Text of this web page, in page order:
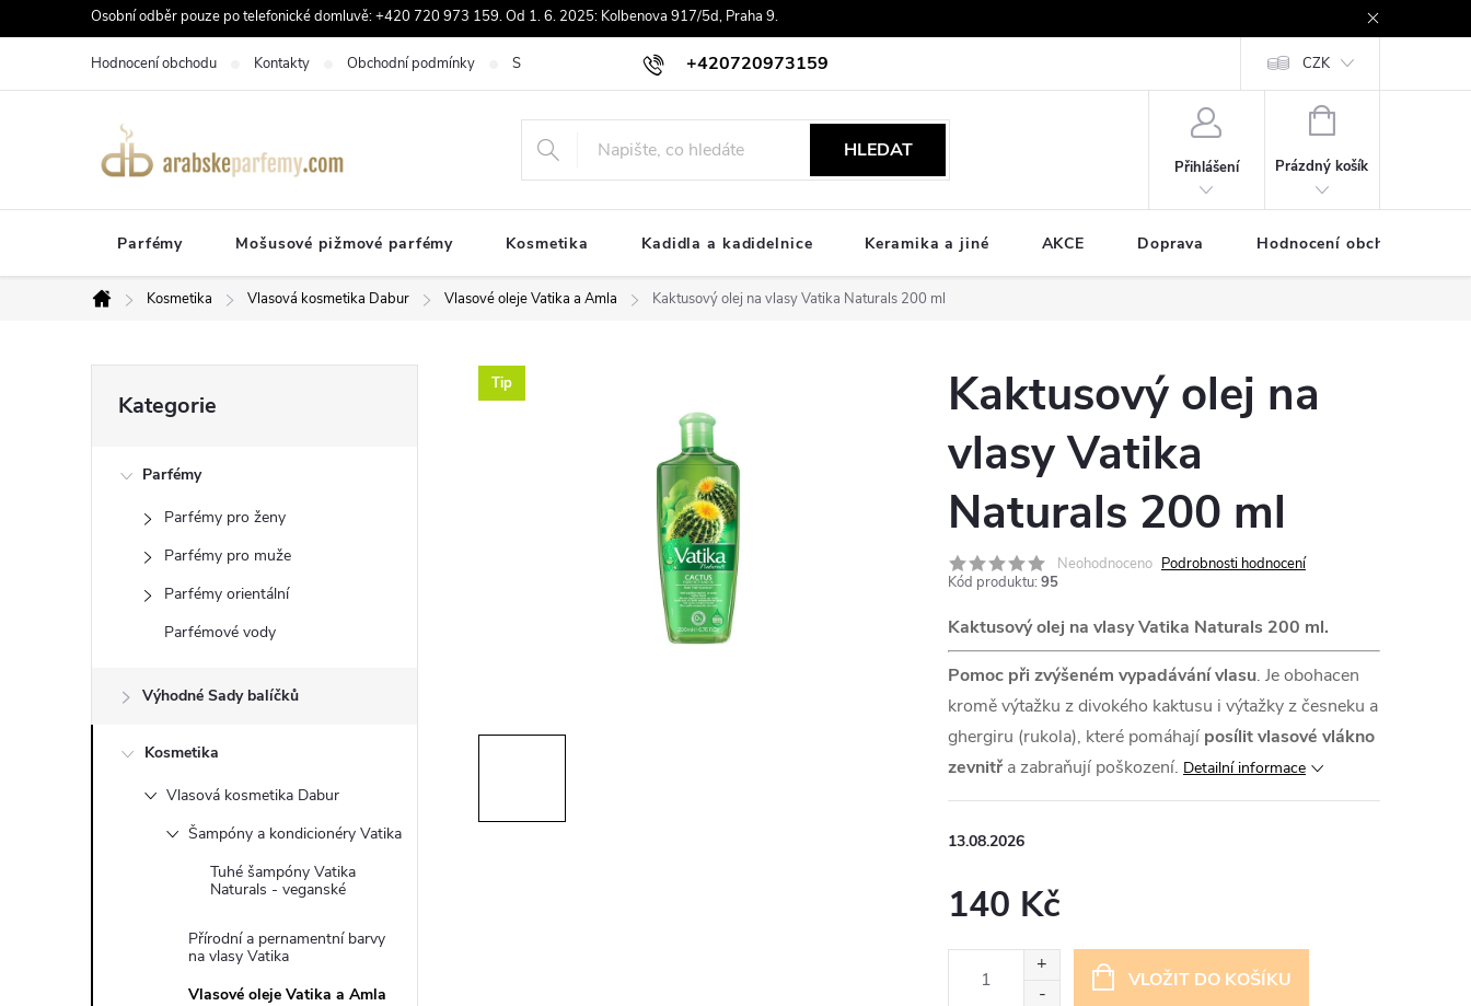
na
Osobní odběr pouze po telefonické domluvě: +420 720 973 159. Od 1. 6. 2025: Kolbenova 917/5d, Praha 9.
+420720973159
Hodnocení obchodu Kontakty Obchodní podmínky Souhlas se zpracováním osobních údajů Doprava Vrácení zboží a reklamace
CZK
HLEDAT
Přihlášení
NÁKUPNÍ
Prázdný košík
Parfémy Mošusové pižmové parfémy Kosmetika Kadidla a kadidelnice Keramika a jiné AKCE Doprava Hodnocení obchodu
Domů
Kosmetika Vlasová kosmetika Dabur Vlasové oleje Vatika a Amla Kaktusový olej na vlasy Vatika Naturals 200 ml
n
kategorie
Kategorie
Parfémy
Parfémy pro ženy
Parfémy pro muže
Parfémy orientální
Parfémové vody
Výhodné Sady balíčků
Kosmetika
Vlasová kosmetika Dabur
Šampóny a kondicionéry Vatika
Tuhé šampóny Vatika
Naturals - veganské
Přírodní a pernamentní barvy
na vlasy Vatika
Vlasové oleje Vatika a Amla
Tip
Kaktusový olej na
vlasy Vatika
Naturals 200 ml
Neohodnoceno Podrobnosti hodnocení
Kód produktu: 95
Kaktusový olej na vlasy Vatika Naturals 200 ml.
Pomoc při zvýšeném vypadávání vlasu. Je obohacen
kromě výtažku z divokého kaktusu i výtažky z česneku a
ghergiru (rukola), které pomáhají posílit vlasové vlákno
zevnitř a zabraňují poškození. Detailní informace
13.08.2026
140 Kč
VLOŽIT DO KOŠÍKU